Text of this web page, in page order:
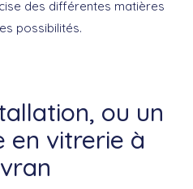
des différentes matières
possibilités.
ou un
en vitrerie à